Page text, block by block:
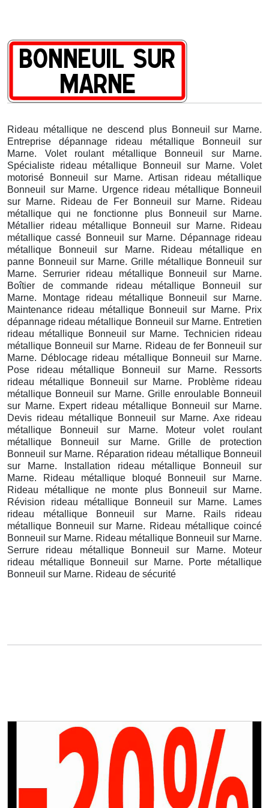
Rideau métallique ne descend plus Bonneuil sur Marne.
Entreprise dépannage rideau métallique Bonneuil sur
Marne. Volet roulant métallique Bonneuil sur Marne.
Spécialiste rideau métallique Bonneuil sur Marne. Volet
motorisé Bonneuil sur Marne. Artisan rideau métallique
Bonneuil sur Marne. Urgence rideau métallique Bonneuil
sur Marne. Rideau de Fer Bonneuil sur Marne. Rideau
métallique qui ne fonctionne plus Bonneuil sur Marne.
Métallier rideau métallique Bonneuil sur Marne. Rideau
métallique cassé Bonneuil sur Marne. Dépannage rideau
métallique Bonneuil sur Marne. Rideau métallique en
panne Bonneuil sur Marne. Grille métallique Bonneuil sur
Marne. Serrurier rideau métallique Bonneuil sur Marne.
Boîtier de commande rideau métallique Bonneuil sur
Marne. Montage rideau métallique Bonneuil sur Marne.
Maintenance rideau métallique Bonneuil sur Marne. Prix
dépannage rideau métallique Bonneuil sur Marne. Entretien
rideau métallique Bonneuil sur Marne. Technicien rideau
métallique Bonneuil sur Marne. Rideau de fer Bonneuil sur
Marne. Déblocage rideau métallique Bonneuil sur Marne.
Pose rideau métallique Bonneuil sur Marne. Ressorts
rideau métallique Bonneuil sur Marne. Problème rideau
métallique Bonneuil sur Marne. Grille enroulable Bonneuil
sur Marne. Expert rideau métallique Bonneuil sur Marne.
Devis rideau métallique Bonneuil sur Marne. Axe rideau
métallique Bonneuil sur Marne. Moteur volet roulant
métallique Bonneuil sur Marne. Grille de protection
Bonneuil sur Marne. Réparation rideau métallique Bonneuil
sur Marne. Installation rideau métallique Bonneuil sur
Marne. Rideau métallique bloqué Bonneuil sur Marne.
Rideau métallique ne monte plus Bonneuil sur Marne.
Révision rideau métallique Bonneuil sur Marne. Lames
rideau métallique Bonneuil sur Marne. Rails rideau
métallique Bonneuil sur Marne. Rideau métallique coincé
Bonneuil sur Marne. Rideau métallique Bonneuil sur Marne.
Serrure rideau métallique Bonneuil sur Marne. Moteur
rideau métallique Bonneuil sur Marne. Porte métallique
Bonneuil sur Marne. Rideau de sécurité